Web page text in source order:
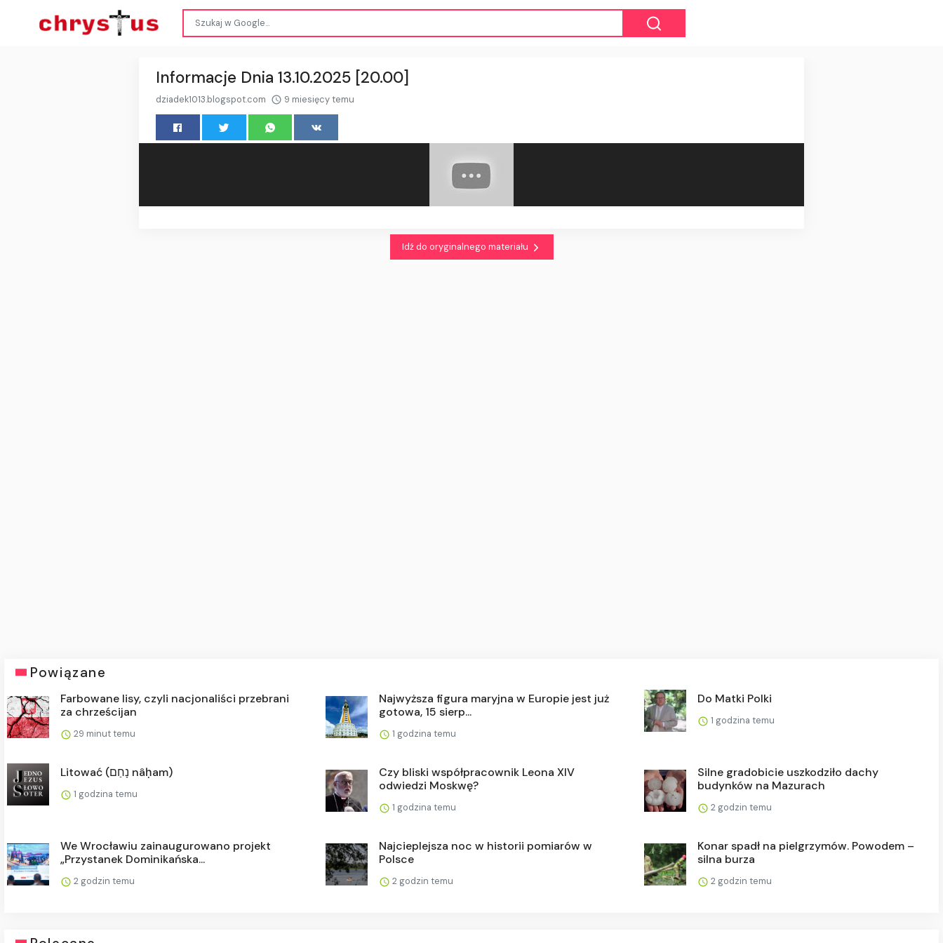
Informacje Dnia 13.10.2025 [20.00]
dziadek1013.blogspot.com 9 miesięcy temu
Idź do oryginalnego materiału
Powiązane
Farbowane lisy, czyli nacjonaliści przebrani
za chrześcijan
29 minut temu
Najwyższa figura maryjna w Europie jest już
gotowa, 15 sierp...
1 godzina temu
Do Matki Polki
1 godzina temu
Litować (נָחַם nâḥam)
1 godzina temu
Czy bliski współpracownik Leona XIV
odwiedzi Moskwę?
1 godzina temu
Silne gradobicie uszkodziło dachy
budynków na Mazurach
2 godzin temu
We Wrocławiu zainaugurowano projekt
„Przystanek Dominikańska...
2 godzin temu
Najcieplejsza noc w historii pomiarów w
Polsce
2 godzin temu
Konar spadł na pielgrzymów. Powodem –
silna burza
2 godzin temu